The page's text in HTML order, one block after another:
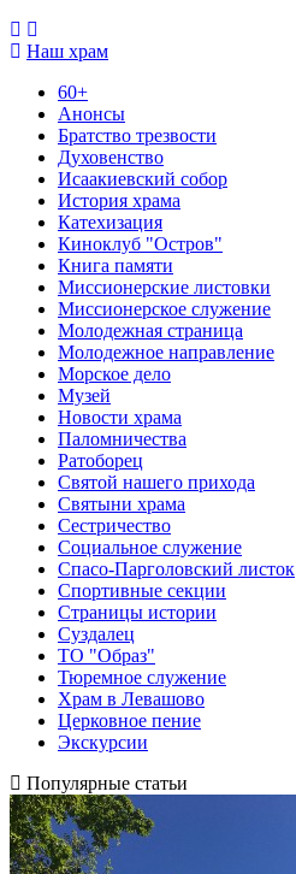
Наш храм
60+
Анонсы
Братство трезвости
Духовенство
Исаакиевский собор
История храма
Катехизация
Киноклуб "Остров"
Книга памяти
Миссионерские листовки
Миссионерское служение
Молодежная страница
Молодежное направление
Морское дело
Музей
Новости храма
Паломничества
Ратоборец
Святой нашего прихода
Святыни храма
Сестричество
Социальное служение
Спасо-Парголовский листок
Спортивные секции
Страницы истории
Суздалец
ТО "Образ"
Тюремное служение
Храм в Левашово
Церковное пение
Экскурсии
Популярные статьи